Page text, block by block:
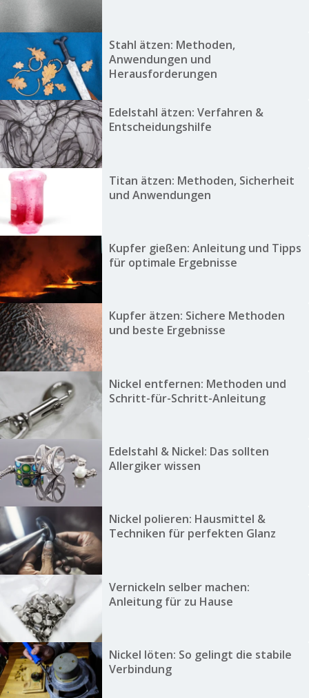
Stahl ätzen: Methoden,
Anwendungen und
Herausforderungen
Edelstahl ätzen: Verfahren &
Entscheidungshilfe
Titan ätzen: Methoden, Sicherheit
und Anwendungen
Kupfer gießen: Anleitung und Tipps
für optimale Ergebnisse
Kupfer ätzen: Sichere Methoden
und beste Ergebnisse
Nickel entfernen: Methoden und
Schritt-für-Schritt-Anleitung
Edelstahl & Nickel: Das sollten
Allergiker wissen
Nickel polieren: Hausmittel &
Techniken für perfekten Glanz
Vernickeln selber machen:
Anleitung für zu Hause
Nickel löten: So gelingt die stabile
Verbindung